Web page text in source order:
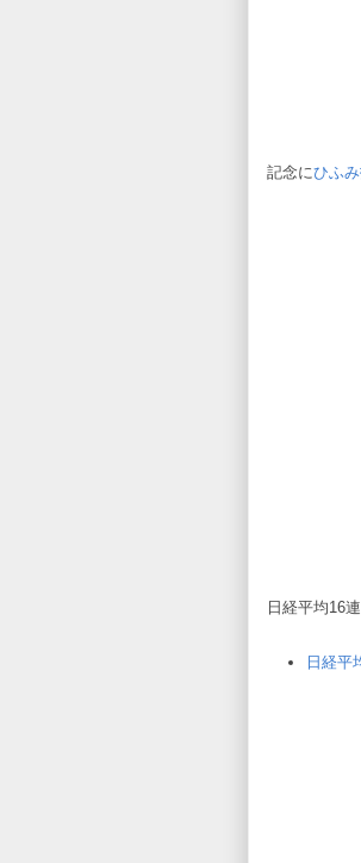
記念にひふ
日経平均16
日経平